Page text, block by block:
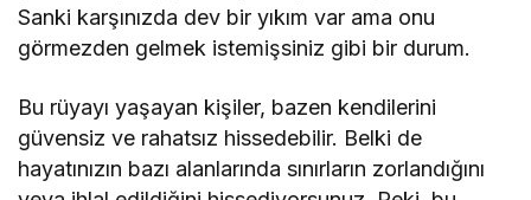
Sanki karşınızda dev bir yıkım var ama onu
görmezden gelmek istemişsiniz gibi bir durum.
Bu rüyayı yaşayan kişiler, bazen kendilerini
güvensiz ve rahatsız hissedebilir. Belki de
hayatınızın bazı alanlarında sınırların zorlandığını